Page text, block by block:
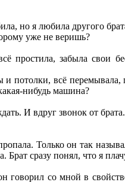
но я любила другого
уже не веришь?
простила, забыла свои
потолки, всё
нибудь машина?
И вдруг звонок от
Только он так
сразу понял, что я
говорил со мной в